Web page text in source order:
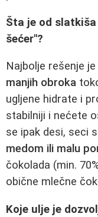
Šta je od
šećer"?
Najbolje rešenje je
manjih obroka
ugljene hidrate i
stabilniji i nećete
se ipak desi, seci
medom ili malu
čokolada (min.
obične mlečne
Koje ulje je